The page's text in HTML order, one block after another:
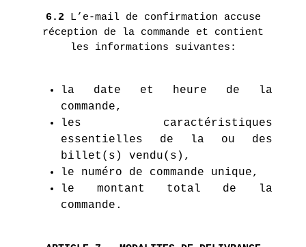
6.2L’e-mail de confirmation accuse
réception de la commande et contient
les informations suivantes:
la date et heure de la
commande,
les caractéristiques
essentielles de la ou des
billet(s) vendu(s),
le numéro de commande unique,
le montant total de la
commande.